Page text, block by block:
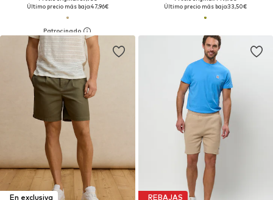
Último precio más bajo:47,96€
Último precio más bajo:33,50€
En exclusiva REBAJAS